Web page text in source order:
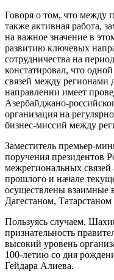
Говоря о том, что между
также активная работа,
на важное значение в
развитию ключевых
сотрудничества на
констатировал, что
связей между регионами
направлении имеет
Азербайджано-
организация на
бизнес-миссий между
Заместитель премьер-
поручения президентов
межрегиональных
прошлого и начале
осуществлены взаимные
Дагестаном,
Пользуясь случаем,
признательность
высокий уровень
100-летию со дня
Гейдара Алиева.